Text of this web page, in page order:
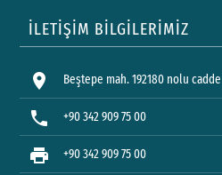
İLETİŞİM BİLGİLERİMİZ
location_on Beştepe mah. 192180 nolu
phone +90 342 909 75 00
print +90 342 909 75 00